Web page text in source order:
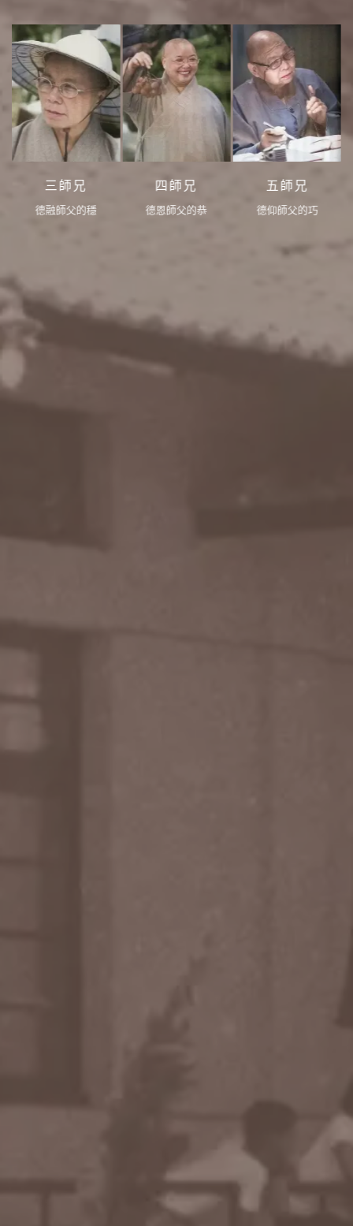
大師兄
德慈師父的德
四師兄
德恩師父的恭
五師兄
德仰師父的巧